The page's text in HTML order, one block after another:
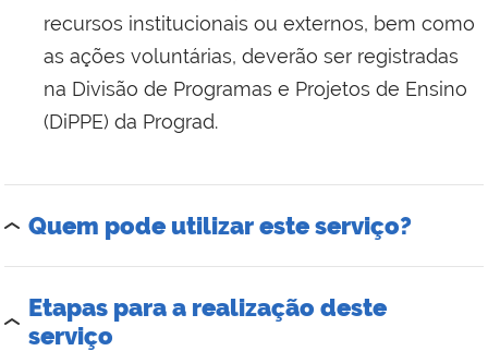
recursos institucionais ou externos, bem como
as ações voluntárias, deverão ser registradas
na Divisão de Programas e Projetos de Ensino
(DiPPE) da Prograd.
Quem pode utilizar este serviço?
Etapas para a realização deste
serviço